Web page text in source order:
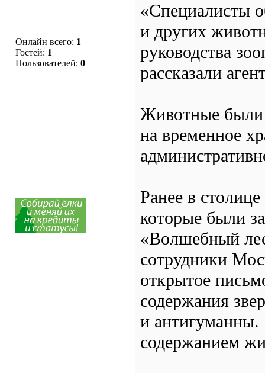
Онлайн всего: 1
Гостей: 1
Пользователей: 0
«Специалисты
и других
руководства
рассказали
Животные были
на временное
Ранее в
которые были
«Волшебный
сотрудники
открытое
содержания
и антигуманны.
содержанием